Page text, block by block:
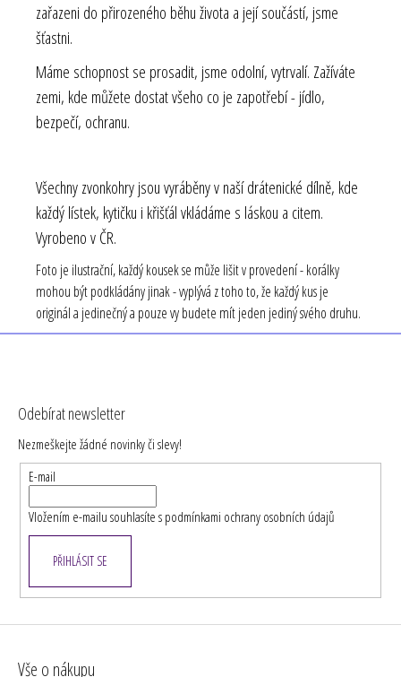
zařazeni do přirozeného běhu života a její součástí, jsme
šťastni.
Máme schopnost se prosadit, jsme odolní, vytrvalí. Zažíváte
zemi, kde můžete dostat všeho co je zapotřebí - jídlo,
bezpečí, ochranu.
Všechny zvonkohry jsou vyráběny v naší drátenické dílně, kde
každý lístek, kytičku i křišťál vkládáme s láskou a citem.
Vyrobeno v ČR.
Foto je ilustrační, každý kousek se může lišit v provedení - korálky
mohou být podkládány jinak - vyplývá z toho to, že každý kus je
originál a jedinečný a pouze vy budete mít jeden jediný svého druhu.
Odebírat newsletter
Nezmeškejte žádné novinky či slevy!
E-mail
Vložením e-mailu souhlasíte spodmínkami ochrany osobních údajů
PŘIHLÁSIT SE
Vše o nákupu